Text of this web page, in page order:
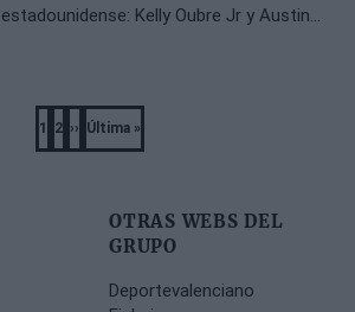
estadounidense: Kelly Oubre Jr y Austin
Página
1
Página
2
Next
››
Last
Última »
OTRAS WEBS DEL
GRUPO
Deportevalenciano